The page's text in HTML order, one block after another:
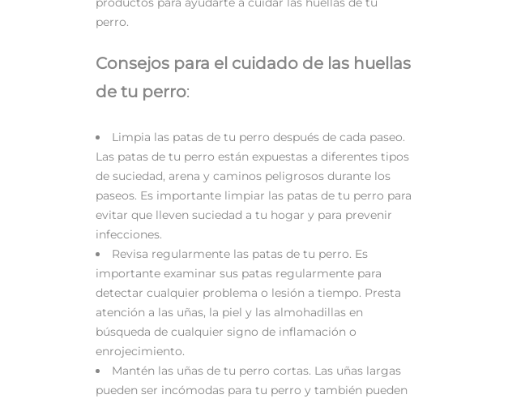
perro.
Consejos para el cuidado de las huellas
de tu perro:
Limpia las patas de tu perro después de cada paseo.
Las patas de tu perro están expuestas a diferentes tipos
de suciedad, arena y caminos peligrosos durante los
paseos. Es importante limpiar las patas de tu perro para
evitar que lleven suciedad a tu hogar y para prevenir
infecciones.
Revisa regularmente las patas de tu perro. Es
importante examinar sus patas regularmente para
detectar cualquier problema o lesión a tiempo. Presta
atención a las uñas, la piel y las almohadillas en
búsqueda de cualquier signo de inflamación o
enrojecimiento.
Mantén las uñas de tu perro cortas. Las uñas largas
pueden ser incómodas para tu perro y también pueden